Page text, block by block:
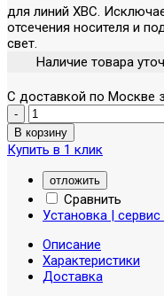
для линий ХВС.
отсечения носителя и
свет.
Наличие товара
С доставкой по Москве
Купить в 1 клик
отложить
Сравнить
Установка |
Описание
Характеристики
Доставка